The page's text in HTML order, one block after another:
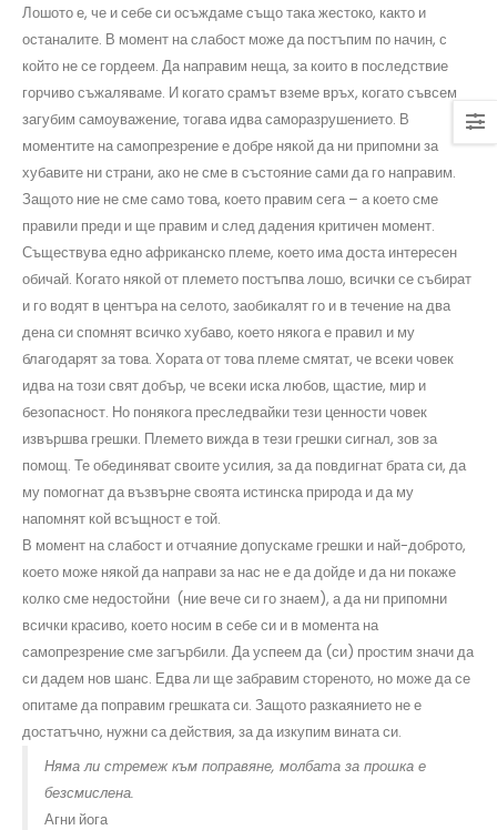
Лошото е, че и себе си осъждаме също така жестоко, както и
останалите. В момент на слабост може да постъпим по начин, с
който не се гордеем. Да направим неща, за които в последствие
горчиво съжаляваме. И когато срамът вземе връх, когато съвсем
загубим самоуважение, тогава идва саморазрушението. В
моментите на самопрезрение е добре някой да ни припомни за
хубавите ни страни, ако не сме в състояние сами да го направим.
Защото ние не сме само това, което правим сега – а което сме
правили преди и ще правим и след дадения критичен момент.
Съществува едно африканско племе, което има доста интересен
обичай. Когато някой от племето постъпва лошо, всички се събират
и го водят в центъра на селото, заобикалят го и в течение на два
дена си спомнят всичко хубаво, което някога е правил и му
благодарят за това. Хората от това племе смятат, че всеки човек
идва на този свят добър, че всеки иска любов, щастие, мир и
безопасност. Но понякога преследвайки тези ценности човек
извършва грешки. Племето вижда в тези грешки сигнал, зов за
помощ. Те обединяват своите усилия, за да повдигнат брата си, да
му помогнат да възвърне своята истинска природа и да му
напомнят кой всъщност е той.
В момент на слабост и отчаяние допускаме грешки и най-доброто,
което може някой да направи за нас не е да дойде и да ни покаже
колко сме недостойни (ние вече си го знаем), а да ни припомни
всички красиво, което носим в себе си и в момента на
самопрезрение сме загърбили. Да успеем да (си) простим значи да
си дадем нов шанс. Едва ли ще забравим стореното, но може да се
опитаме да поправим грешката си. Защото разкаянието не е
достатъчно, нужни са действия, за да изкупим вината си.
Няма ли стремеж към поправяне, молбата за прошка е
безсмислена.
Агни йога